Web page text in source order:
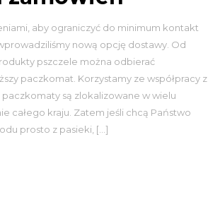
aby ograniczyć do minimum kontakt
nową opcję dostawy. Od
pszczele można odbierać
paczkomat. Korzystamy ze współpracy z
są zlokalizowane w wielu
całego kraju. Zatem jeśli chcą Państwo
prosto z pasieki, […]